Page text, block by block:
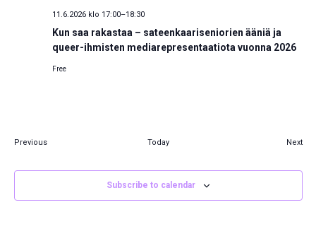
Kun saa rakastaa – sateenkaariseniorien ääniä ja
queer-ihmisten mediarepresentaatiota vuonna 2026
11.6.2026 klo 17:00–18:30
Free
Previous
Today Next
Subscribe to calendar